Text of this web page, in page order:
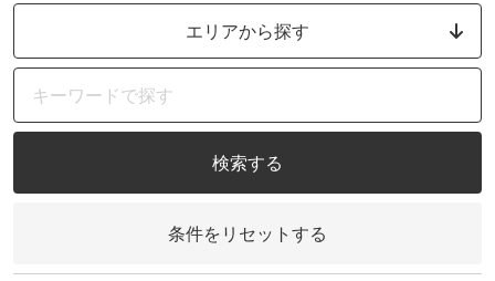
エリアから探す
検索する
条件をリセットする